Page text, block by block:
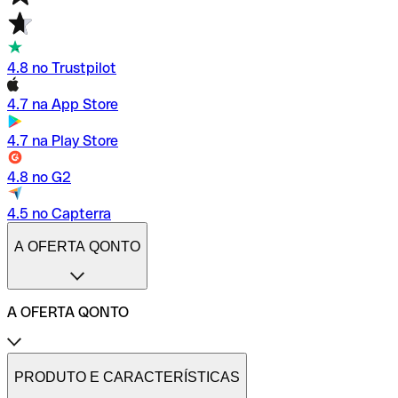
4.8 no Trustpilot
4.7 na App Store
4.7 na Play Store
4.8 no G2
4.5 no Capterra
A OFERTA QONTO
A OFERTA QONTO
Tarifas
Conta profissional online
PRODUTO E CARACTERÍSTICAS